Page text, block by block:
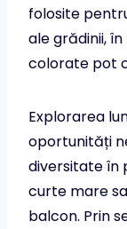
folosite
ale grădinii,
colorate pot
Explorarea
oportunități
diversitate în
curte mare
balcon. Prin